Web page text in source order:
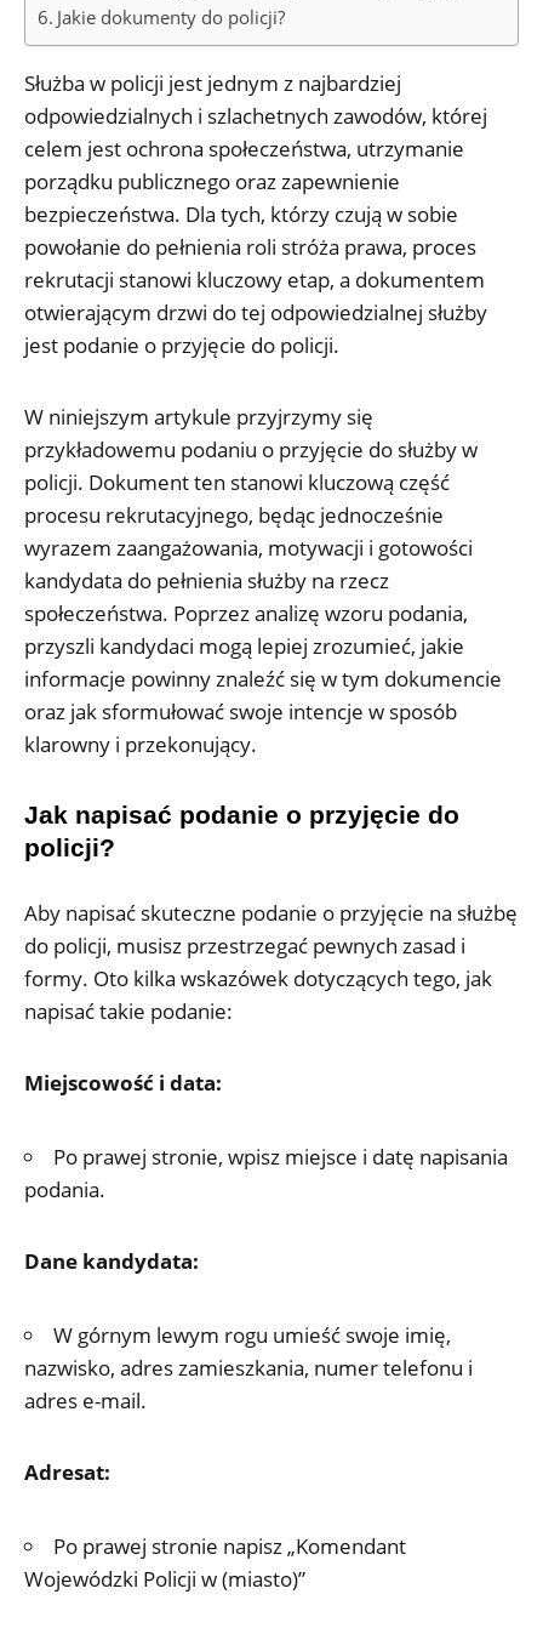
Jakie dokumenty do policji?
Służba w policji jest jednym z najbardziej
odpowiedzialnych i szlachetnych zawodów, której
celem jest ochrona społeczeństwa, utrzymanie
porządku publicznego oraz zapewnienie
bezpieczeństwa. Dla tych, którzy czują w sobie
powołanie do pełnienia roli stróża prawa, proces
rekrutacji stanowi kluczowy etap, a dokumentem
otwierającym drzwi do tej odpowiedzialnej służby
jest podanie o przyjęcie do policji.
W niniejszym artykule przyjrzymy się
przykładowemu podaniu o przyjęcie do służby w
policji. Dokument ten stanowi kluczową część
procesu rekrutacyjnego, będąc jednocześnie
wyrazem zaangażowania, motywacji i gotowości
kandydata do pełnienia służby na rzecz
społeczeństwa. Poprzez analizę wzoru podania,
przyszli kandydaci mogą lepiej zrozumieć, jakie
informacje powinny znaleźć się w tym dokumencie
oraz jak sformułować swoje intencje w sposób
klarowny i przekonujący.
Jak napisać podanie o przyjęcie do
policji?
Aby napisać skuteczne podanie o przyjęcie na służbę
do policji, musisz przestrzegać pewnych zasad i
formy. Oto kilka wskazówek dotyczących tego, jak
napisać takie podanie:
Miejscowość i data:
Po prawej stronie, wpisz miejsce i datę napisania
podania.
Dane kandydata:
W górnym lewym rogu umieść swoje imię,
nazwisko, adres zamieszkania, numer telefonu i
adres e-mail.
Adresat:
Po prawej stronie napisz „Komendant
Wojewódzki Policji w (miasto)”